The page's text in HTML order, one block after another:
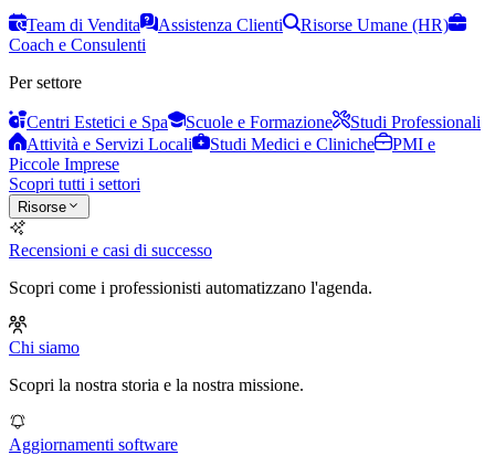
Team di Vendita Assistenza Clienti
Risorse Umane (HR)
Coach e Consulenti
Per settore
Centri Estetici e Spa Scuole e Formazione
Studi Professionali
Attività e Servizi Locali
Studi Medici e Cliniche
PMI e
Piccole Imprese
Scopri tutti i settori
Risorse
Recensioni e casi di successo
Scopri come i professionisti automatizzano l'agenda.
Chi siamo
Scopri la nostra storia e la nostra missione.
Aggiornamenti software